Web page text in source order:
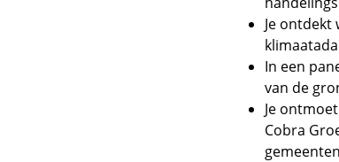
Je
In een
van de
Je
Cobra
gemeenten